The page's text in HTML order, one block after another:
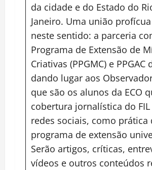
da cidade e do Estado do
Janeiro. Uma união
neste sentido: a parceria
Programa de Extensão de
Criativas (PPGMC) e PPGAC
dando lugar aos
que são os alunos da ECO
cobertura jornalística do FIL
redes sociais, como prática
programa de extensão
Serão artigos, críticas,
vídeos e outros conteúdos